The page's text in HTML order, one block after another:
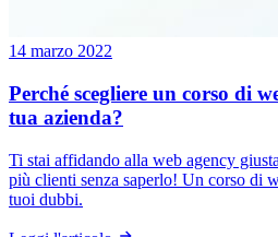
14 marzo 2022
Perché scegliere un corso di
tua azienda?
Ti stai affidando alla web agency
più clienti senza saperlo! Un corso di
tuoi dubbi.